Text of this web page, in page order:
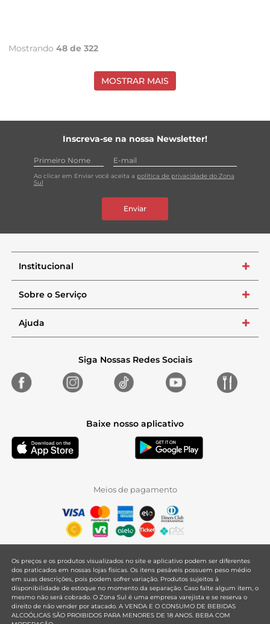
Mostrando 48 de 322
MOSTRAR MAIS
Inscreva-se na nossa Newsletter!
Ao clicar em Enviar você aceita a política de privacidade do Zona
Sul
Enviar
Institucional +
Sobre o Serviço +
Ajuda +
Siga Nossas Redes Sociais
Baixe nosso aplicativo
Meios de pagamento
Os preços e os produtos visualizados no site e aplicativo podem ser diferentes
dos praticados em nossas lojas físicas. Os itens pesáveis possuem peso médio
em suas descrições, pois podem sofrer variação. Produtos sujeitos à
disponibilidade de estoque no momento da separação. Caso falte algum item, o
mesmo não será cobrado. O Zona Sul é uma empresa varejista e se reserva o
direito de não vender por atacado. A VENDA E O CONSUMO DE BEBIDAS
ALCOÓLICAS SÃO PROIBIDOS PARA MENORES DE 18 ANOS. BEBA COM